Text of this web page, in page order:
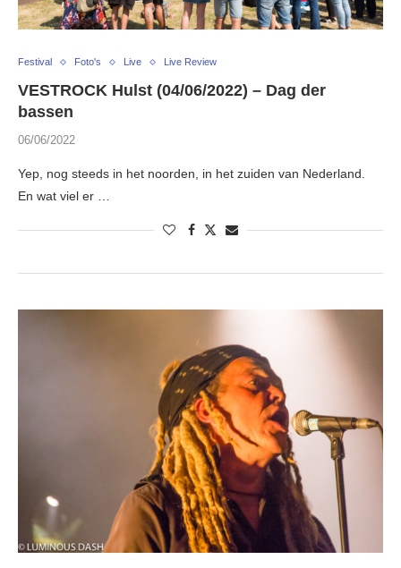
Festival Foto's Live Live Review
VESTROCK Hulst (04/06/2022) – Dag der
bassen
06/06/2022
Yep, nog steeds in het noorden, in het zuiden van Nederland.
En wat viel er …